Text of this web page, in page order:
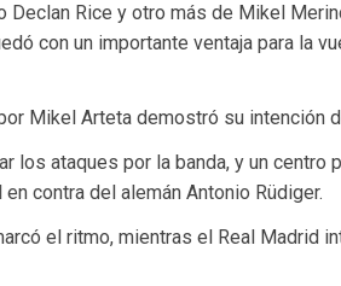
Rice y otro más de Mikel
con un importante ventaja para la
Mikel Arteta demostró su intención
los ataques por la banda, y un centro
contra del alemán Antonio Rüdiger.
el ritmo, mientras el Real Madrid